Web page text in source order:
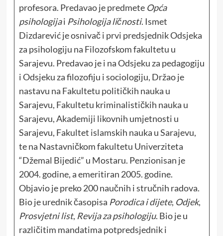
profesora. Predavao je predmete Opća
psihologijai Psihologija ličnosti. Ismet
Dizdarević je osnivač i prvi predsjednik Odsjeka
za psihologiju na Filozofskom fakultetu u
Sarajevu. Predavao je i na Odsjeku za pedagogiju
i Odsjeku za filozofiju i sociologiju, Držao je
nastavu na Fakultetu političkih nauka u
Sarajevu, Fakultetu kriminalističkih nauka u
Sarajevu, Akademiji likovnih umjetnosti u
Sarajevu, Fakultet islamskih nauka u Sarajevu,
te na Nastavničkom fakultetu Univerziteta
“Džemal Bijedić” u Mostaru. Penzionisan je
2004. godine, a emeritiran 2005. godine.
Objavio je preko 200 naučnih i stručnih radova.
Bio je urednik časopisa Porodica i dijete, Odjek,
Prosvjetni list, Revija za psihologiju. Bio je u
različitim mandatima potpredsjednik i